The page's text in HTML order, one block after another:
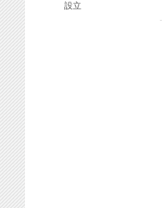
設立